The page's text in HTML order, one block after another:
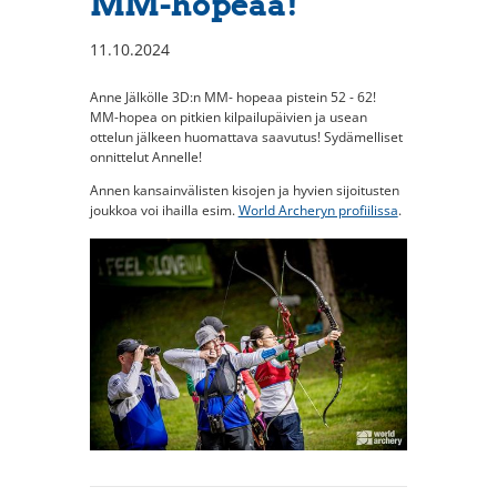
11.10.2024
Anne Jälkölle 3D:n MM- hopeaa pistein 52 - 62!
MM-hopea on pitkien kilpailupäivien ja usean
ottelun jälkeen huomattava saavutus! Sydämelliset
onnittelut Annelle!
Annen kansainvälisten kisojen ja hyvien sijoitusten
joukkoa voi ihailla esim.World Archeryn profiilissa.